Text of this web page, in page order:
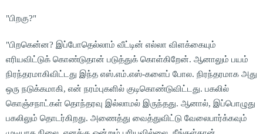
"பிறகு?"
"பிறகென்ன? இப்போதெல்லாம் வீட்டின் எல்லா விளக்கையும்
எரியவிட்டுக் கொண்டுதான் படுத்துக் கொள்கிறேன். ஆனாலும் பயம்
நிரந்தரமாகிவிட்டது இந்த எஸ்.எம்.எஸ்-களைப் போல. நிரந்தரமாக அது
ஒரு நடுக்கமாகி, என் நரம்புகளில் குடிகொண்டுவிட்டது. பகலில்
கொஞ்சநாட்கள் தொந்தரவு இல்லாமல் இருந்தது. ஆனால், இப்பொழுது
பகலிலும் தொடர்கிறது. அணைத்து வைத்துவிட்டு வேலைபார்க்கவும்